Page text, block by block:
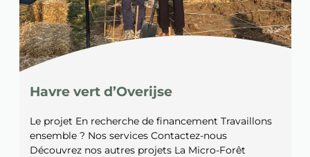
Havre vert d’Overijse
Le projet En recherche de financement Travaillons
ensemble ? Nos services Contactez-nous
Découvrez nos autres projets La Micro-Forêt